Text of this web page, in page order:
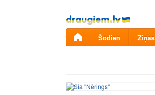
Pāriet
uz
saturu
Šodien Ziņas